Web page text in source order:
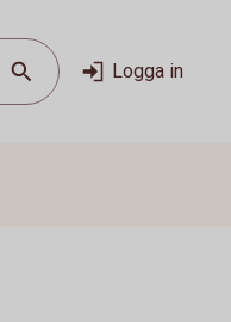
Logga in